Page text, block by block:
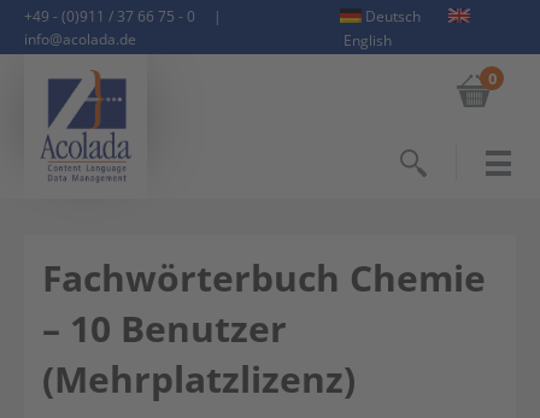
+49 - (0)911 / 37 66 75 - 0
|
info@acolada.de
Deutsch
English
0
Fachwörterbuch Chemie
– 10 Benutzer
(Mehrplatzlizenz)